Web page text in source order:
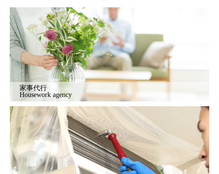
家事代行
Housework agency